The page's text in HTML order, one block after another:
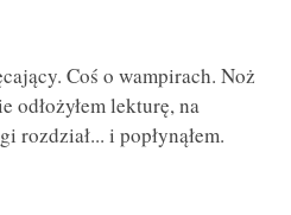
Coś o wampirach. Noż
odłożyłem lekturę, na
rozdział... i popłynąłem.